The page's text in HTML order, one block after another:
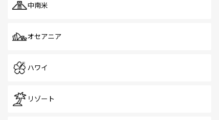
中南米
オセアニア
ハワイ
リゾート